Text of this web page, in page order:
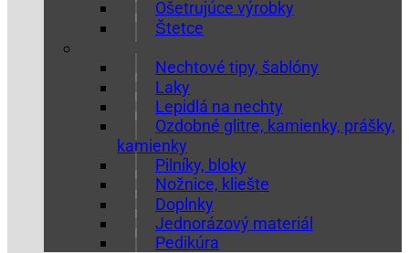
Ošetrujúce výrobky
Štetce
Nechtové tipy, šablóny
Laky
Lepidlá na nechty
Ozdobné glitre, kamienky, prášky,
kamienky
Pilníky, bloky
Nožnice, kliešte
Doplnky
Jednorázový materiál
Pedikúra